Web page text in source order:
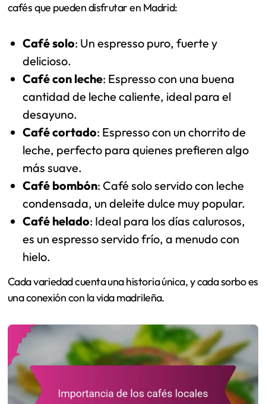
cafés que pueden disfrutar en Madrid:
Café solo: Un espresso puro, fuerte y
delicioso.
Café con leche: Espresso con una buena
cantidad de leche caliente, ideal para el
desayuno.
Café cortado: Espresso con un chorrito de
leche, perfecto para quienes prefieren algo
más suave.
Café bombón: Café solo servido con leche
condensada, un deleite dulce muy popular.
Café helado: Ideal para los días calurosos,
es un espresso servido frío, a menudo con
hielo.
Cada variedad cuenta una historia única, y cada sorbo es
una conexión con la vida madrileña.